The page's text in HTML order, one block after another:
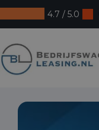
4.7 / 5.0